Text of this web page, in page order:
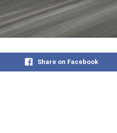
Share on Facebook